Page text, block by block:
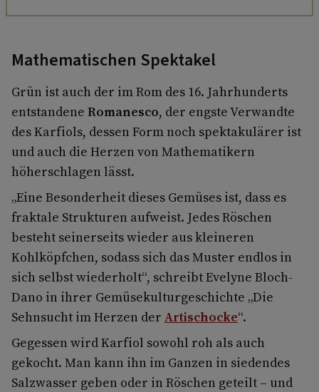
Mathematischen Spektakel
Grün ist auch der im Rom des 16. Jahrhunderts
entstandene Romanesco, der engste Verwandte
des Karfiols, dessen Form noch spektakulärer ist
und auch die Herzen von Mathematikern
höherschlagen lässt.
„Eine Besonderheit dieses Gemüses ist, dass es
fraktale Strukturen aufweist. Jedes Röschen
besteht seinerseits wieder aus kleineren
Kohlköpfchen, sodass sich das Muster endlos in
sich selbst wiederholt“, schreibt Evelyne Bloch­-
Dano in ihrer Gemüsekulturgeschichte „Die
Sehnsucht im Herzen der Artischocke“.
Gegessen wird Karfiol sowohl roh als auch
gekocht. Man kann ihn im Ganzen in siedendes
Salzwasser geben oder in Röschen geteilt – und